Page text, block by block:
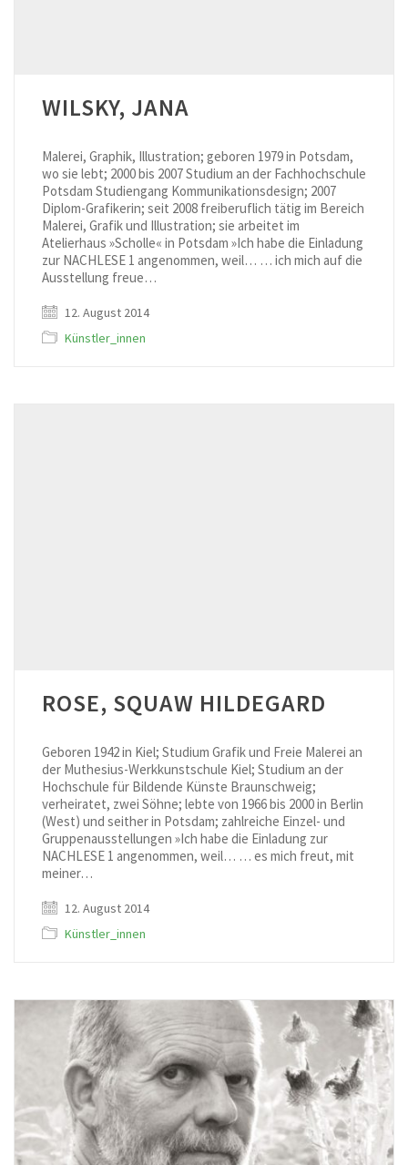
WILSKY, JANA
Malerei, Graphik, Illustration; geboren 1979 in Potsdam,
wo sie lebt; 2000 bis 2007 Studium an der Fachhochschule
Potsdam Studiengang Kommunikationsdesign; 2007
Diplom-Grafikerin; seit 2008 freiberuflich tätig im Bereich
Malerei, Grafik und Illustration; sie arbeitet im
Atelierhaus »Scholle« in Potsdam »Ich habe die Einladung
zur NACHLESE 1 angenommen, weil… … ich mich auf die
Ausstellung freue…
12. August 2014
Künstler_innen
ROSE, SQUAW HILDEGARD
Geboren 1942 in Kiel; Studium Grafik und Freie Malerei an
der Muthesius-Werkkunstschule Kiel; Studium an der
Hochschule für Bildende Künste Braunschweig;
verheiratet, zwei Söhne; lebte von 1966 bis 2000 in Berlin
(West) und seither in Potsdam; zahlreiche Einzel- und
Gruppenausstellungen »Ich habe die Einladung zur
NACHLESE 1 angenommen, weil… … es mich freut, mit
meiner…
12. August 2014
Künstler_innen